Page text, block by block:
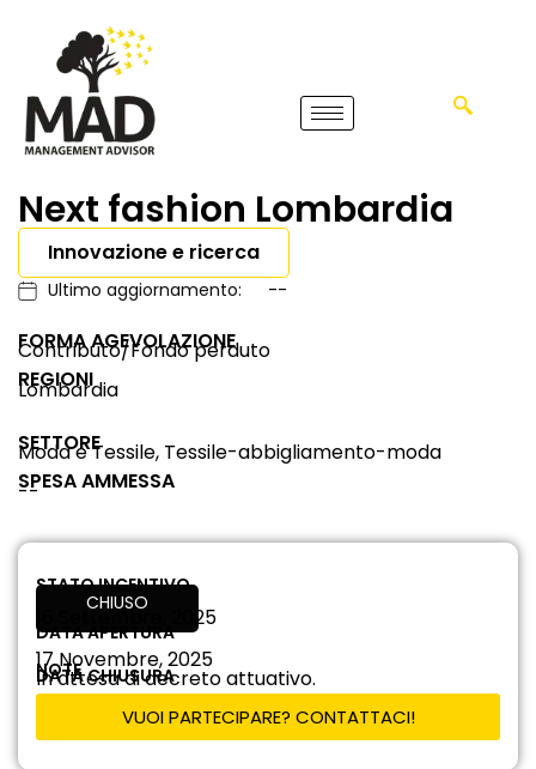
Next fashion Lombardia
Innovazione e ricerca
Ultimo aggiornamento: --
FORMA AGEVOLAZIONE
Contributo/Fondo perduto
REGIONI
Lombardia
SETTORE
Moda e Tessile, Tessile-abbigliamento-moda
SPESA AMMESSA
--
STATO INCENTIVO
CHIUSO
DATA APERTURA
DATA CHIUSURA
16 Settembre, 2025
17 Novembre, 2025
NOTE
In attesa di decreto attuativo.
VUOI PARTECIPARE? CONTATTACI!